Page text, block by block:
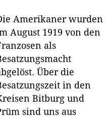
Amerikaner wurden
August 1919 von den
als
Über die
in den
Bitburg und
sind uns aus